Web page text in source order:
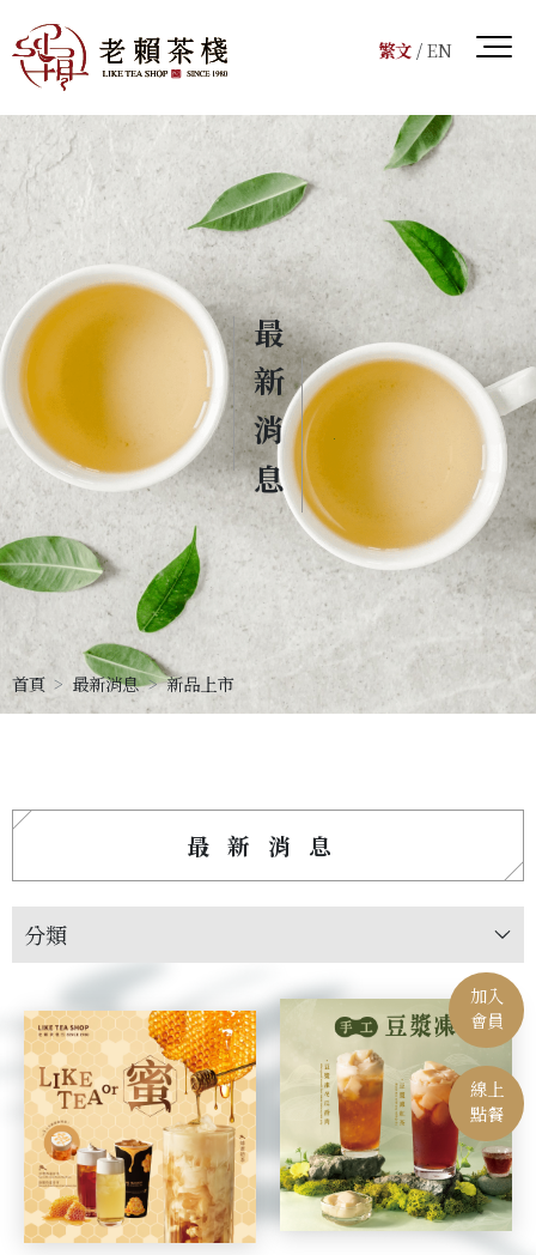
繁文 /EN
最新消息
首頁 最新消息 新品上市
最新消息
分類
加入
會員
線上
點餐